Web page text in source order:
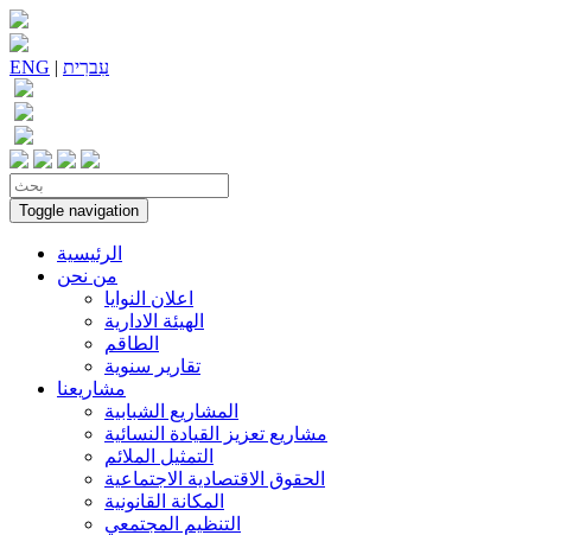
ENG | עִברִית
Toggle navigation
الرئيسية
من نحن
اعلان النوايا
الهيئة الادارية
الطاقم
تقارير سنوية
مشاريعنا
المشاريع الشبابية
مشاريع تعزيز القيادة النسائية
التمثيل الملائم
الحقوق الاقتصادية الاجتماعية
المكانة القانونية
التنظيم المجتمعي